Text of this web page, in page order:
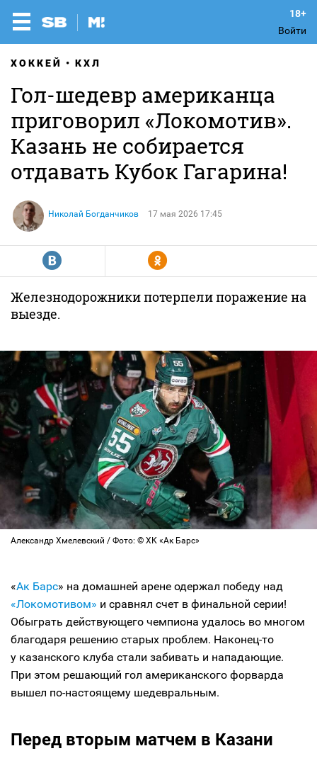
Войти
ХОККЕЙ КХЛ
Гол-шедевр американца
приговорил «Локомотив».
Казань не собирается
отдавать Кубок Гагарина!
Николай Богданчиков 17 мая 2026 17:45
R Y
Железнодорожники потерпели поражение на
выезде.
Александр Хмелевский / Фото: © ХК «Ак Барс»
«Ак Барс» на домашней арене одержал победу над
«Локомотивом» и сравнял счет в финальной серии!
Обыграть действующего чемпиона удалось во многом
благодаря решению старых проблем. Наконец-то
у казанского клуба стали забивать и нападающие.
При этом решающий гол американского форварда
вышел по-настоящему шедевральным.
Перед вторым матчем в Казани